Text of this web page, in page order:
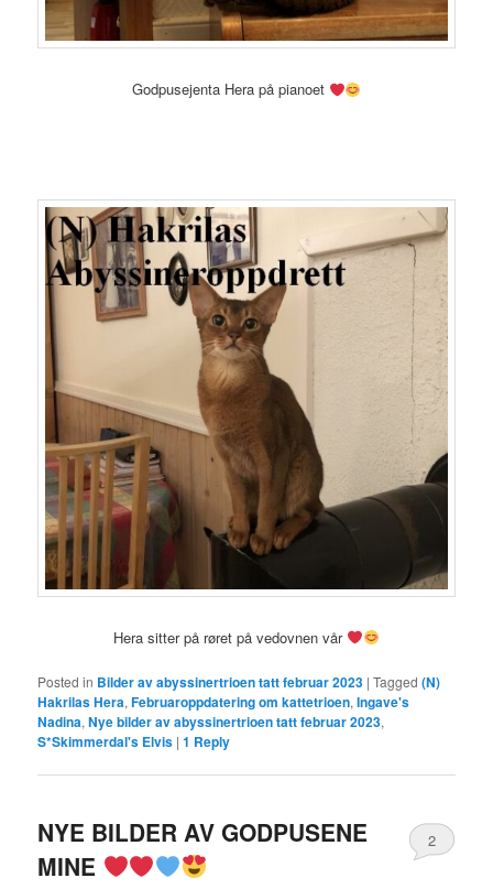
Godpusejenta Hera på pianoet
Hera sitter på røret på vedovnen vår
Posted in Bilder av abyssinertrioen tatt februar 2023 |Tagged (N)
Hakrilas Hera,Februaroppdatering om kattetrioen,Ingave's
Nadina,Nye bilder av abyssinertrioen tatt februar 2023,
S*Skimmerdal's Elvis |1 Reply
NYE BILDER AV GODPUSENE
MINE
2